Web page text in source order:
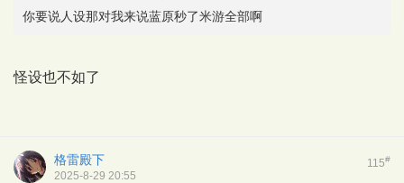
你要说人设那对我来说蓝原秒了米游全部啊
怪设也不如了
115#
格雷殿下
2025-8-29 20:55